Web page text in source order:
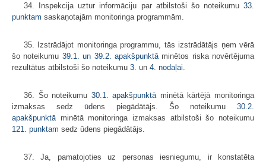
34. Inspekcija uztur informāciju par atbilstoši šo noteikumu 33.
punktam saskaņotajām monitoringa programmām.
35. Izstrādājot monitoringa programmu, tās izstrādātājs ņem vērā
šo noteikumu 39.1. un 39.2. apakšpunktāminētos riska novērtējuma
rezultātus atbilstoši šo noteikumu 3. un 4. nodaļai.
36. Šo noteikumu 30.1. apakšpunktā minētā kārtējā monitoringa
izmaksas sedz ūdens piegādātājs. Šo noteikumu 30.2.
apakšpunktā minētā monitoringa izmaksas atbilstoši šo noteikumu
121. punktam sedz ūdens piegādātājs.
37. Ja, pamatojoties uz personas iesniegumu, ir konstatēta